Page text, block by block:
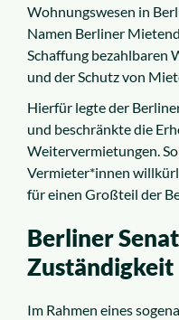
Service
Kosten
Standorte
Ratgeber
Wohnungswesen in
Namen Berliner
Schaffung bezahlbaren
und der Schutz von
Hierfür legte der
und beschränkte die
Weitervermietungen.
Vermieter*innen
für einen Großteil der
Berliner
Zuständigkeit
Im Rahmen eines